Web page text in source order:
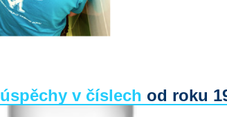
úspěchy v číslech od roku